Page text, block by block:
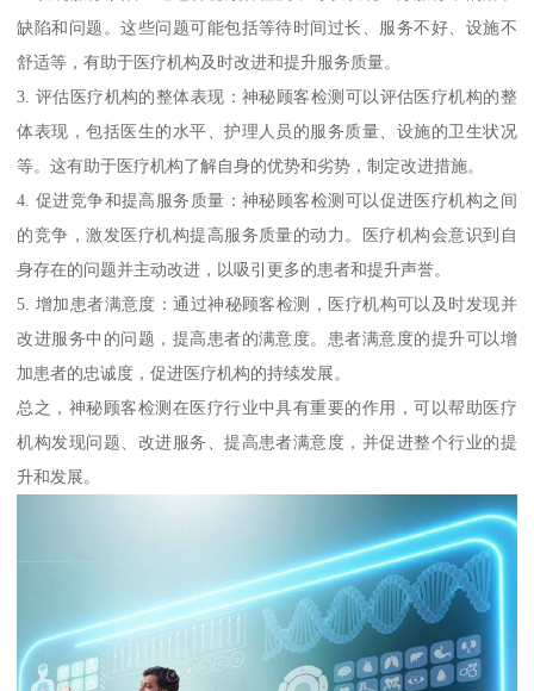
缺陷和问题。这些问题可能包括等待时间过长、服务不好、设施不
舒适等，有助于医疗机构及时改进和提升服务质量。
3. 评估医疗机构的整体表现：神秘顾客检测可以评估医疗机构的整
体表现，包括医生的水平、护理人员的服务质量、设施的卫生状况
等。这有助于医疗机构了解自身的优势和劣势，制定改进措施。
4. 促进竞争和提高服务质量：神秘顾客检测可以促进医疗机构之间
的竞争，激发医疗机构提高服务质量的动力。医疗机构会意识到自
身存在的问题并主动改进，以吸引更多的患者和提升声誉。
5. 增加患者满意度：通过神秘顾客检测，医疗机构可以及时发现并
改进服务中的问题，提高患者的满意度。患者满意度的提升可以增
加患者的忠诚度，促进医疗机构的持续发展。
总之，神秘顾客检测在医疗行业中具有重要的作用，可以帮助医疗
机构发现问题、改进服务、提高患者满意度，并促进整个行业的提
升和发展。